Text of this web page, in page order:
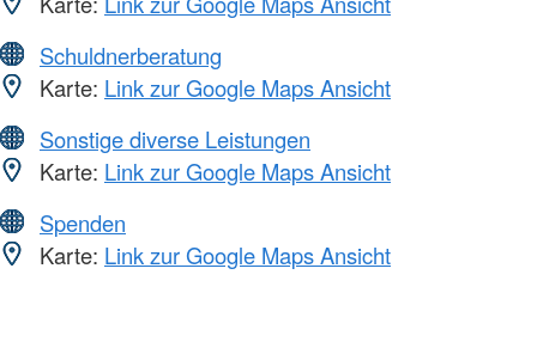
Schuldnerberatung
Karte: Link zur Google Maps Ansicht
Sonstige diverse Leistungen
Karte: Link zur Google Maps Ansicht
Spenden
Karte: Link zur Google Maps Ansicht